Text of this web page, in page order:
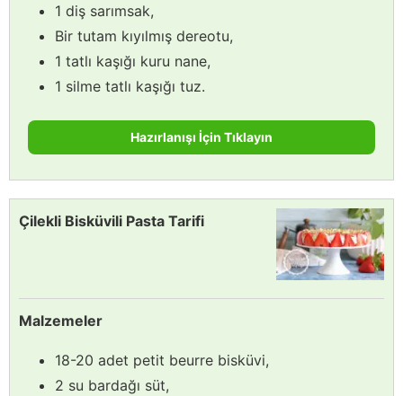
1 diş sarımsak,
Bir tutam kıyılmış dereotu,
1 tatlı kaşığı kuru nane,
1 silme tatlı kaşığı tuz.
Hazırlanışı İçin Tıklayın
Çilekli Bisküvili Pasta Tarifi
Malzemeler
18-20 adet petit beurre bisküvi,
2 su bardağı süt,